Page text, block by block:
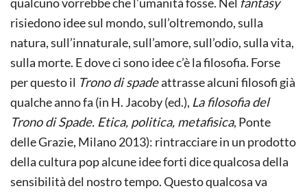
risiedono idee sul mondo, sull’oltremondo, sulla
natura, sull’innaturale, sull’amore, sull’odio, sulla vita,
sulla morte. E dove ci sono idee c’è la filosofia. Forse
per questo il Trono di spadeattrasse alcuni filosofi già
qualche anno fa (in H. Jacoby (ed.), La filosofia del
Trono di Spade. Etica, politica, metafisica, Ponte
delle Grazie, Milano 2013): rintracciare in un prodotto
della cultura pop alcune idee forti dice qualcosa della
sensibilità del nostro tempo. Questo qualcosa va